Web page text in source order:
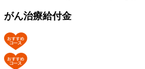
がん治療給付金